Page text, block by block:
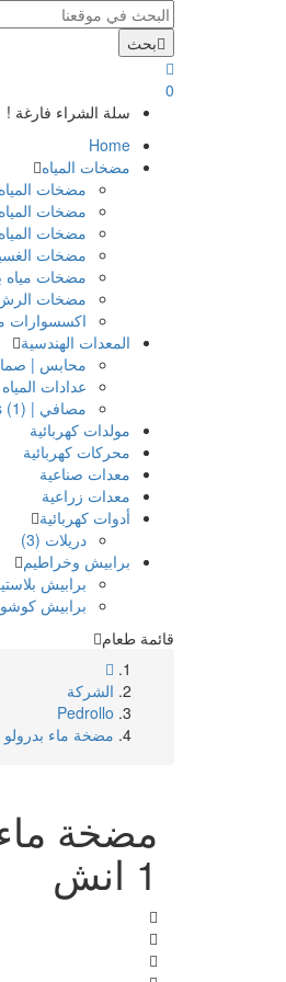
بحث
0
سلة الشراء فارغة !
Home
مضخات المياه
مضخات المياه
مضخات المياه
مضخات المياه
مضخات
مضخات مياه
مضخات الرش
اكسسوارات
المعدات الهندسية
محابس |
عدادات
مصافي | Y-Strainers (1)
مولدات كهربائية
محركات كهربائية
معدات صناعية
معدات زراعية
أدوات كهربائية
دريلات (3)
برابيش وخراطيم
برابيش
برابيش
قائمة طعام
الشركة
Pedrollo
مضخة ماء بدرولو ايطالي 3/
1 انش